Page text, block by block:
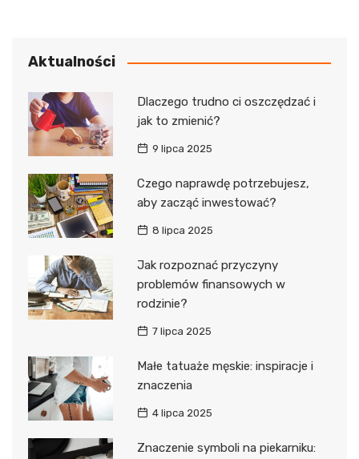
Aktualności
Dlaczego trudno ci oszczędzać i
jak to zmienić?
9 lipca 2025
Czego naprawdę potrzebujesz,
aby zacząć inwestować?
8 lipca 2025
Jak rozpoznać przyczyny
problemów finansowych w
rodzinie?
7 lipca 2025
Małe tatuaże męskie: inspiracje i
znaczenia
4 lipca 2025
Znaczenie symboli na piekarniku: